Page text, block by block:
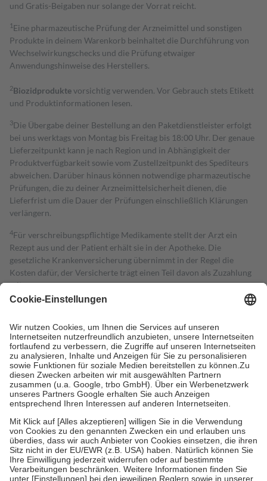
und Gratis-Beigaben nur solange der Vorrat reicht.
1 Eine pharmazeutische Prüfung der Arzneimittel und sonstigen
Produkte in deinem Warenkorb beinhaltet die Durchführung von
Wechselwirkungschecks und die Prüfung etwaiger
Anwendungshinweise des Herstellers.
2Biozidproduktevorsichtig verwenden. Vor Gebrauch stets Etikett
und Produktinformationen lesen.
3Die Übergabe deiner Bestellung an den Paketdienstleister erfolgt
bei uns werktags von Montag bis Freitag bis 18:00 Uhr. Der genaue
Lieferzeitpunkt kann je nach Region und in Abhängigkeit der
Produktverfügbarkeit sowie vom Zustellzeitpunkt des Spediteurs
abweichen. Darüber hinaus können notwendige pharmazeutische
Prüfungen, die zu deiner Arzneimittelsicherheit dienen, die
Lieferfrist um die Dauer der Prüfungen einschließlich Klärungen
verlängern.
4Für verschreibungspflichtige Medikamente stellt der Arzt ein
Rezept aus und der Patient erhält sie in der Apotheke. Die
gesetzliche Krankenversicherung übernimmt in der Regel die
Kosten dafür, der Versicherte trägt einen Teil davon als Zuzahlung
mit.
Grundsätzlich leisten Mitglieder Zuzahlungen in Höhe von zehn
höchstens zehn Euro.
Es sind jedoch nie mehr als die tatsächlichen
Kosten der Leistung zu entrichten.
Diese Regeln gelten grundsätzlich auch für Online-Apotheken.
Bei Heilmitteln und häuslicher Krankenpflege beträgt die
Zuzahlung zehn Prozent der Kosten sowie zehn Euro je
Verordnung.
Um das Engagement der Versicherten für ihre eigene Gesundheit zu
stärken und die besondere Stellung der Familie zu unterstützen,
fallenkeine Zuzahlungenan bei:
• Kindern und Jugendlichen bis zum vollendeten 18. Lebensjahr
mit Ausnahme der Fahrkosten
• Untersuchungen zur Vorsorge und Früherkennung, die von der
GKV getragen werden